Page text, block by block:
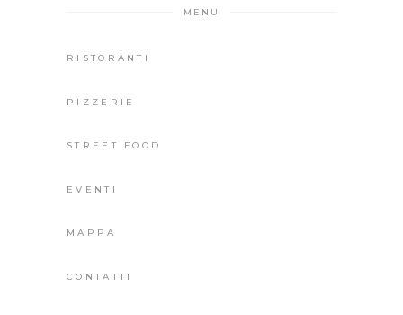
MENU
RISTORANTI
PIZZERIE
STREET FOOD
EVENTI
MAPPA
CONTATTI